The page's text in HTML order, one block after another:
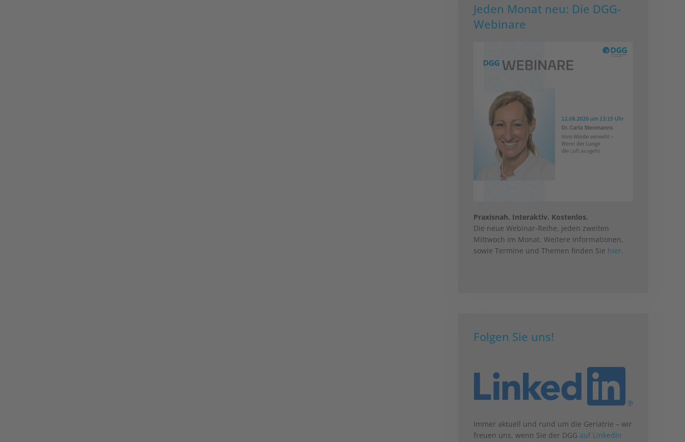
Jeden Monat neu: Die DGG-
Webinare
Praxisnah. Interaktiv. Kostenlos.
Die neue Webinar-Reihe, jeden zweiten
Mittwoch im Monat. Weitere Informationen,
sowie Termine und Themen finden Sie hier.
Folgen Sie uns!
Immer aktuell und rund um die Geriatrie – wir
freuen uns, wenn Sie der DGG auf LinkedIn